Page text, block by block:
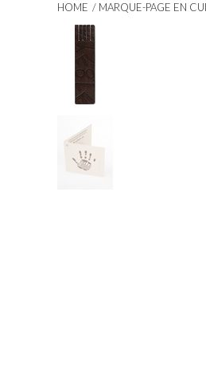
HOME MARQUE-PAGE EN